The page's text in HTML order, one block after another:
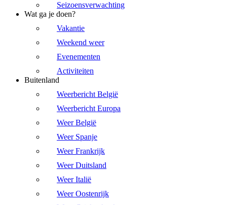
Seizoensverwachting
Wat ga je doen?
Vakantie
Weekend weer
Evenementen
Activiteiten
Buitenland
Weerbericht België
Weerbericht Europa
Weer België
Weer Spanje
Weer Frankrijk
Weer Duitsland
Weer Italië
Weer Oostenrijk